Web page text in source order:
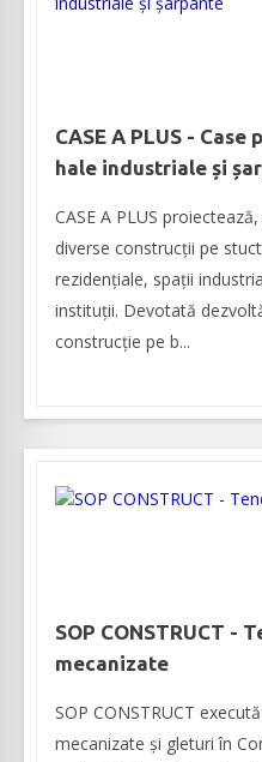
CASE A PLUS -
hale industriale și
CASE A PLUS
diverse construcții pe
rezidențiale, spații
instituții. Devotată
construcție pe b...
SOP CONSTRUCT -
mecanizate
SOP CONSTRUCT
mecanizate și gleturi în